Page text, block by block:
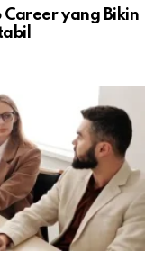
yang Bikin